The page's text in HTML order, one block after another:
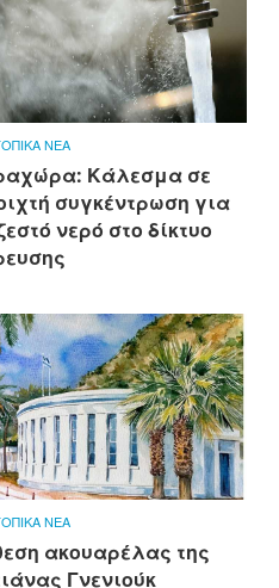
ΝΕΑ
Κάλεσμα σε
συγκέντρωση για
νερό στο δίκτυο
ΝΕΑ
ακουαρέλας της
Γνενιούκ